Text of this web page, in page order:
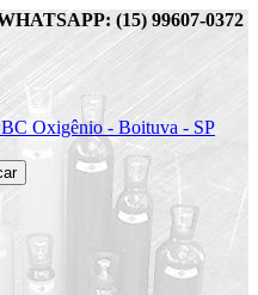
(15) 99607-0372